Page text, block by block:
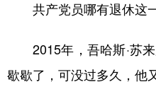
共产党员哪有退休这
2015年，吾哈斯·苏来
歇歇了，可没过多久，他